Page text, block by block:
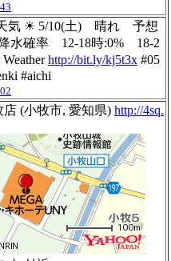
気 ☀ 5/10(土) 晴れ 予想
水確率 12-18時:0% 18-2
http://bit.ly/kj5t3x #05
#aichi
店 (小牧市, 愛知県) http://4sq.